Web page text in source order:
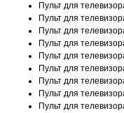
Пульт для
Пульт для
Пульт для
Пульт для
Пульт для
Пульт для
Пульт для
Пульт для
Пульт для